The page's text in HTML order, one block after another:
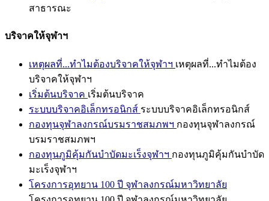
สาธารณะ
บริจาคให้จุฬาฯ
เหตุผลที่...ทำไมต้องบริจาคให้จุฬาฯ เหตุผลที่...ทำไมต้อง
บริจาคให้จุฬาฯ
เริ่มต้นบริจาค เริ่มต้นบริจาค
ระบบบริจาคอิเล็กทรอนิกส์ ระบบบริจาคอิเล็กทรอนิกส์
กองทุนจุฬาลงกรณ์บรมราชสมภพฯ กองทุนจุฬาลงกรณ์
บรมราชสมภพฯ
กองทุนภูมิคุ้มกันบำบัดมะเร็งจุฬาฯ กองทุนภูมิคุ้มกันบำบัด
มะเร็งจุฬาฯ
โครงการอุทยาน 100 ปี จุฬาลงกรณ์มหาวิทยาลัย